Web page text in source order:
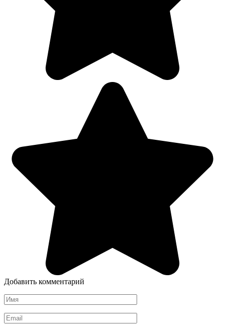
Добавить комментарий
Имя
*
Email
*